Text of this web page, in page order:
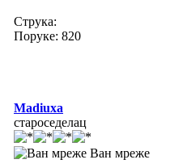
Струка:
Поруке: 820
Madiuxa
староседелац
Ван мреже